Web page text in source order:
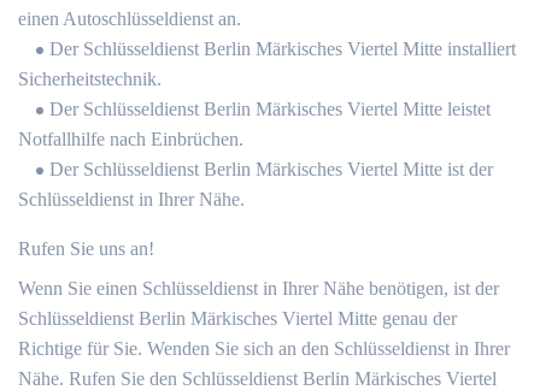
einen Autoschlüsseldienst an.
Der Schlüsseldienst Berlin Märkisches Viertel Mitte installiert
Sicherheitstechnik.
Der Schlüsseldienst Berlin Märkisches Viertel Mitte leistet
Notfallhilfe nach Einbrüchen.
Der Schlüsseldienst Berlin Märkisches Viertel Mitte ist der
Schlüsseldienst in Ihrer Nähe.
Rufen Sie uns an!
Wenn Sie einen Schlüsseldienst in Ihrer Nähe benötigen, ist der
Schlüsseldienst Berlin Märkisches Viertel Mitte genau der
Richtige für Sie. Wenden Sie sich an den Schlüsseldienst in Ihrer
Nähe. Rufen Sie den Schlüsseldienst Berlin Märkisches Viertel